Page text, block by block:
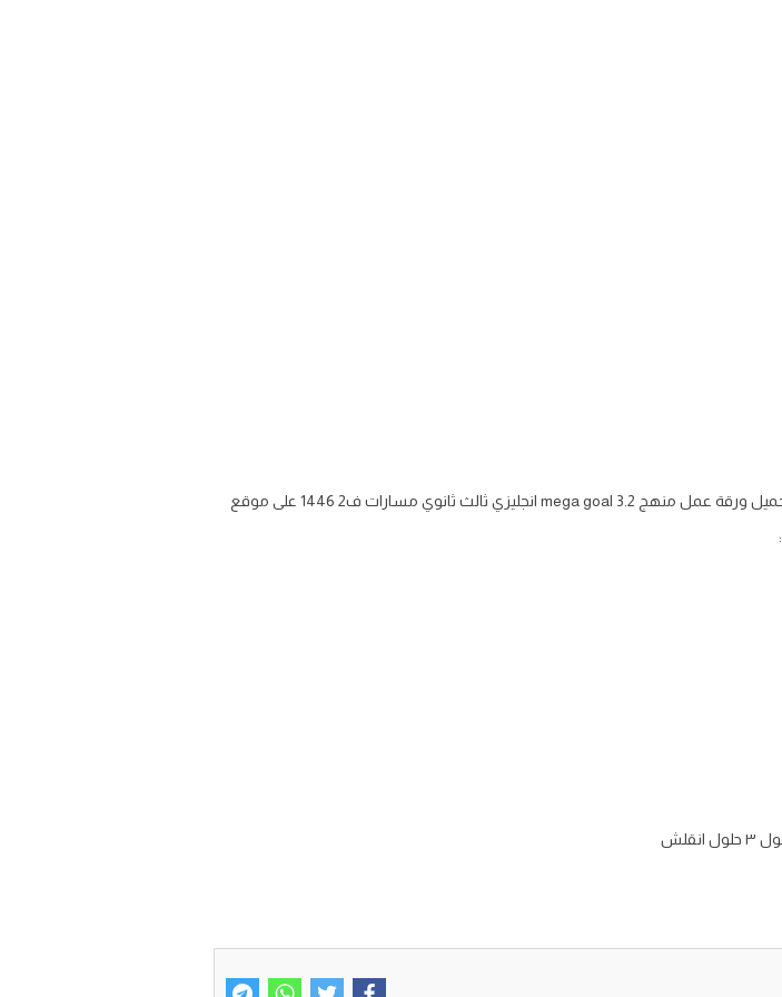
اوراق عمل مادة الانجليزي للصف الثالث الثانوي مسارات الفصل الدراسي الثاني تحميل ورقة عمل منهج mega goal 3.2 انجليزي ثالث ثانوي مسارات ف2 1446 على موقع
: